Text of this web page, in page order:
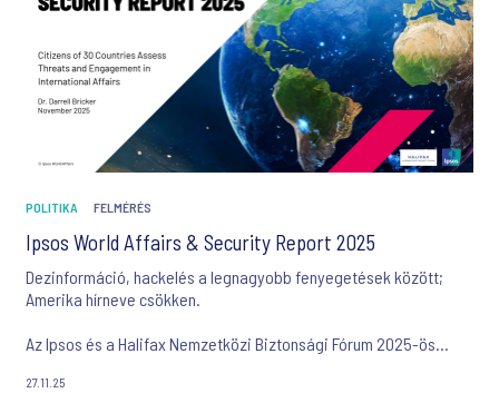
POLITIKA FELMÉRÉS
Ipsos World Affairs & Security Report 2025
Dezinformáció, hackelés a legnagyobb fenyegetések között;
Amerika hírneve csökken.
Az Ipsos és a Halifax Nemzetközi Biztonsági Fórum 2025-ös
27.11.25